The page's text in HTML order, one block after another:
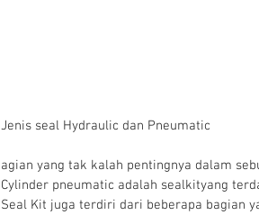
Jenis seal Hydraulic dan Pneumatic
agian yang tak kalah pentingnya dalam
Cylinder pneumatic adalah sealkityang
Seal Kit juga terdiri dari beberapa bagian